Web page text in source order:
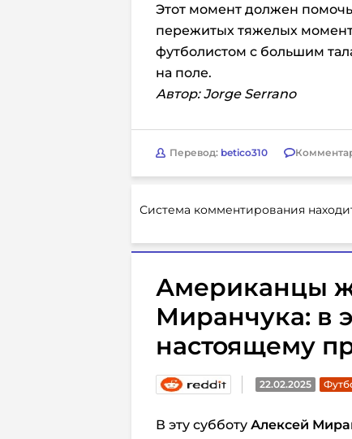
Этот момент должен
пережитых тяжелых
футболистом с большим
на поле.
Автор: Jorge Serrano
Перевод: betico310
Система комментирования
Американцы
Миранчука: в
настоящему
22.02.2025
В эту субботу Алексей